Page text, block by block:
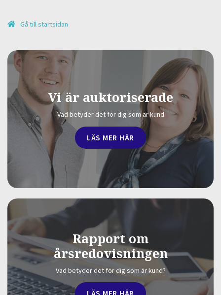
Gå till startsidan
Vi är auktoriserade
Vad betyder det för dig som är kund
LÄS MER HÄR
Rapport om
årsredovisningen
Vad betyder det för dig som är kund?